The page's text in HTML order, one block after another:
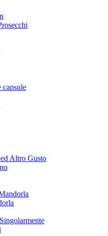
capsule
Altro Gusto